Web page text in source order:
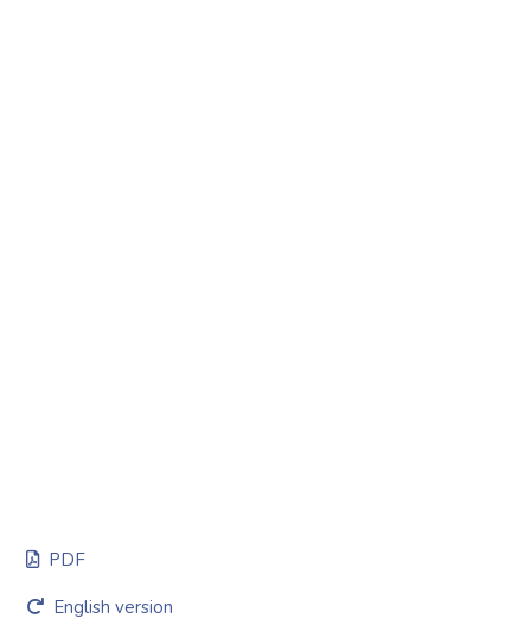
PDF
English version